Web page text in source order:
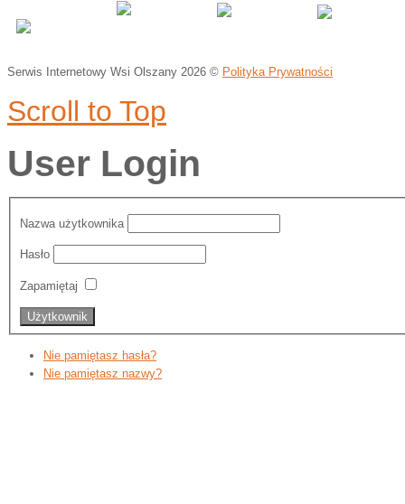
Serwis Internetowy Wsi Olszany 2026 © Polityka Prywatności
Scroll to Top
User Login
Nazwa użytkownika
Hasło
Zapamiętaj
Nie pamiętasz hasła?
Nie pamiętasz nazwy?